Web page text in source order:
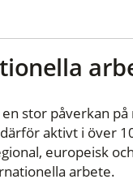
stor påverkan
aktivt i över
europeisk
arbete.